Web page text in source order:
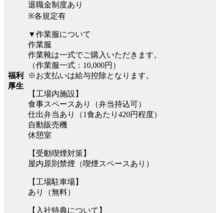
福利
厚生
退職金制度あり
※各規定有
▼作業服について
作業服
作業靴は一式でご購入いただきます。
（作業服一式：10,000円）
※お支払いは給与控除となります。
【工場内施設】
食事スペースあり（弁当持込可）
仕出弁当あり（1食あたり420円程度）
自動販売機
休憩室
【受動喫煙対策】
屋内原則禁煙（喫煙スペースあり）
【工場駐車場】
あり（無料）
【入社特典について】